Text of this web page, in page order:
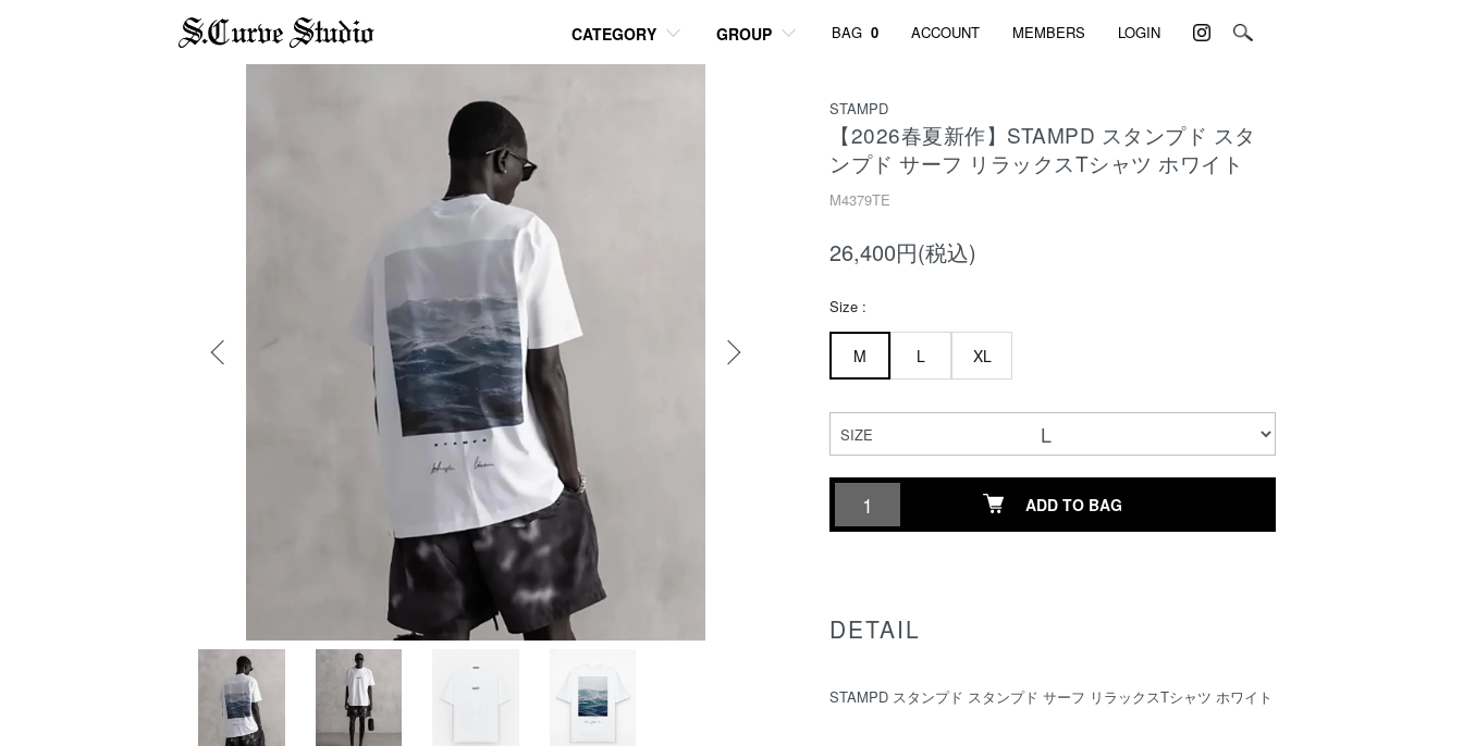
CATEGORY GROUP BAG 0 ACCOUNT MEMBERS LOGIN
STAMPD
【2026春夏新作】STAMPD スタンプド スタ
ンプド サーフ リラックスTシャツ ホワイト
M4379TE
26,400円(税込)
Size :
M L XL
SIZE
ADD TO BAG
DETAIL
STAMPD スタンプド スタンプド サーフ リラックスTシャツ ホワイト